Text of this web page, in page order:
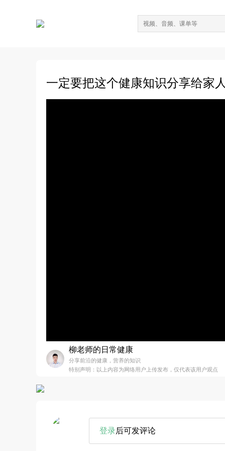
一定要把这个健康知识分享给家人
柳老师的日常健康
分享前沿的健康，营养的知识
特别声明：以上内容为网络用户上传发布，仅代表该用户观点
登录后可发评论